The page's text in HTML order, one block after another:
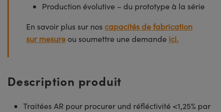
Production évolutive – du prototype à la série
En savoir plus sur nos capacités de fabrication
sur mesure ou soumettre une demande ici.
Description produit
Traitées AR pour procurer und réfléctivité <1,25% par